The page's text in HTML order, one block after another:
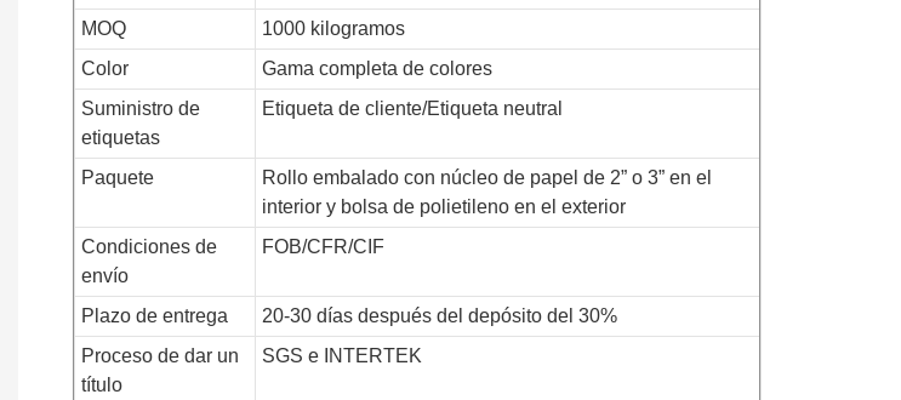
MOQ
1000 kilogramos
Color
Gama completa de colores
Suministro de
etiquetas
Etiqueta de cliente/Etiqueta neutral
Paquete
Rollo embalado con núcleo de papel de 2” o 3” en el
interior y bolsa de polietileno en el exterior
Condiciones de
envío
FOB/CFR/CIF
Plazo de entrega
20-30 días después del depósito del 30%
Proceso de dar un
título
SGS e INTERTEK